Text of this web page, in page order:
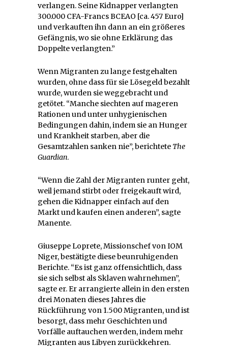
verlangen. Seine Kidnapper verlangten
300.000 CFA-Francs BCEAO [ca. 457 Euro]
und verkauften ihn dann an ein größeres
Gefängnis, wo sie ohne Erklärung das
Doppelte verlangten.”
Wenn Migranten zu lange festgehalten
wurden, ohne dass für sie Lösegeld bezahlt
wurde, wurden sie weggebracht und
getötet. “Manche siechten auf mageren
Rationen und unter unhygienischen
Bedingungen dahin, indem sie an Hunger
und Krankheit starben, aber die
Gesamtzahlen sanken nie”, berichtete The
Guardian.
“Wenn die Zahl der Migranten runter geht,
weil jemand stirbt oder freigekauft wird,
gehen die Kidnapper einfach auf den
Markt und kaufen einen anderen”, sagte
Manente.
Giuseppe Loprete, Missionschef von IOM
Niger, bestätigte diese beunruhigenden
Berichte. “Es ist ganz offensichtlich, dass
sie sich selbst als Sklaven wahrnehmen”,
sagte er. Er arrangierte allein in den ersten
drei Monaten dieses Jahres die
Rückführung von 1.500 Migranten, und ist
besorgt, dass mehr Geschichten und
Vorfälle auftauchen werden, indem mehr
Migranten aus Libyen zurückkehren.